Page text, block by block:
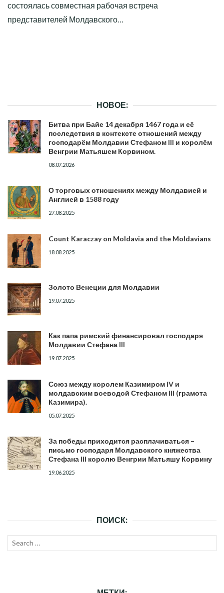
состоялась совместная рабочая встреча
представителей Молдавского…
НОВОЕ:
Битва при Байе 14 декабря 1467 года и её
последствия в контексте отношений между
господарём Молдавии Стефаном III и королём
Венгрии Матьяшем Корвином.
08.07.2026
О торговых отношениях между Молдавией и
Англией в 1588 году
27.08.2025
Count Karaczay on Moldavia and the Moldavians
18.08.2025
Золото Венеции для Молдавии
19.07.2025
Как папа римский финансировал господаря
Молдавии Стефана III
19.07.2025
Союз между королем Казимиром IV и
молдавским воеводой Стефаном III (грамота
Казимира).
05.07.2025
За победы приходится расплачиваться –
письмо господаря Молдавского княжества
Стефана III королю Венгрии Матьяшу Корвину
19.06.2025
ПОИСК:
Search